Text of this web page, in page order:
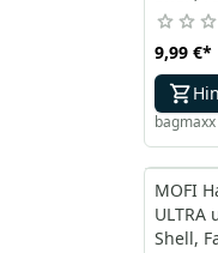
9,99 €*
bagmaxx
MOFI
ULTRA
Shell,